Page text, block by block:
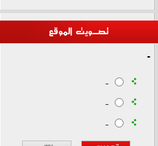
تصـويت الموقع
-
-
-
-